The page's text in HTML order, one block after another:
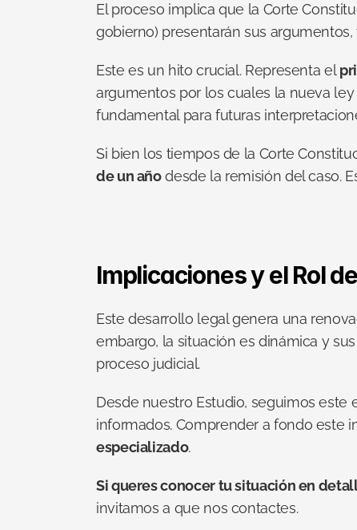
El proceso implica que la Corte
gobierno) presentarán sus
Este es un hito crucial. Representa el
argumentos por los cuales la nueva
fundamental para futuras
Si bien los tiempos de la Corte
de un año desde la remisión del caso.
Implicaciones y el Rol
Este desarrollo legal genera una
embargo, la situación es dinámica y
proceso judicial.
Desde nuestro Estudio, seguimos este
informados. Comprender a fondo este
especializado.
Si queres conocer tu situación en
invitamos a que nos contactes.